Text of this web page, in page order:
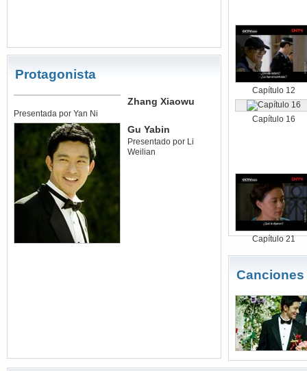
Protagonista
Zhang Xiaowu
Presentada por Yan Ni
Gu Yabin
Presentado por Li
Weilian
Capítulo 12
Capítulo 16
Capítulo 21
Canciones